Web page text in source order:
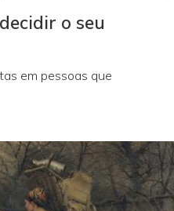
o seu
em pessoas que